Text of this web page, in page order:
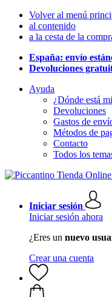
Volver al menú
al contenido
a la cesta de la
España: envío
Devoluciones
Ayuda
¿Dónde está
Devoluciones
Gastos de
Métodos de
Contacto
Todos los
Iniciar sesión
Iniciar sesión ahora
¿Eres un nuevo
Crear una cuenta